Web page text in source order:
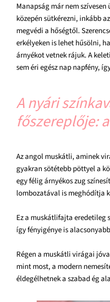
Manapság már nem
közepén sütkérezni, inkább
megvédi a hőségtől.
erkélyeken is lehet hűsölni,
árnyékot vetnek rájuk. A
sem éri egész nap napfény,
A nyári
főszereplője:
Az angol muskátli, aminek
gyakran sötétebb pöttyel a
egy félig árnyékos zug
lombozatával is meghódítja
Ez a muskátlifajta eredetileg
így fényigénye is
Régen a muskátli virágai
mint most, a modern
éldegélhetnek a szabad ég